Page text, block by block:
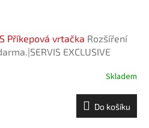
Příkepová vrtačka Rozšíření
EXCLUSIVE
Skladem
Do košíku